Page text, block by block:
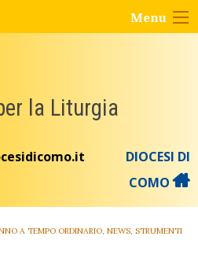
Menu
la Liturgia
DIOCESI DI
COMO
A TEMPO ORDINARIO, NEWS, STRUMENTI